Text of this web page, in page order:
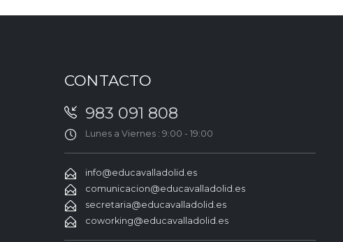
CONTACTO
983 091 808
Lunes a Viernes : 9:00 - 19:00
info@educavalladolid.es
comunicacion@educavalladolid.es
secretaria@educavalladolid.es
coworking@educavalladolid.es